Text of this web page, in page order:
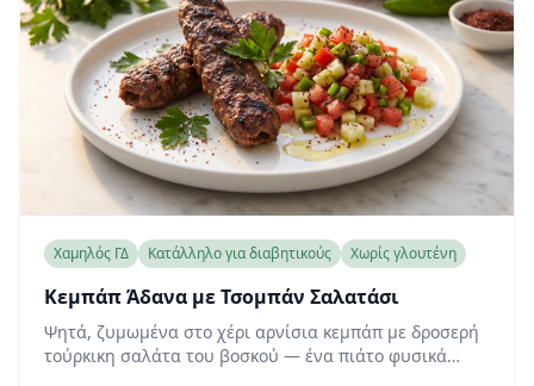
Χαμηλός ΓΔ Κατάλληλο για διαβητικούς Χωρίς γλουτένη
Κεμπάπ Άδανα με Τσομπάν Σαλατάσι
Ψητά, ζυμωμένα στο χέρι αρνίσια κεμπάπ με δροσερή
τούρκικη σαλάτα του βοσκού — ένα πιάτο φυσικά